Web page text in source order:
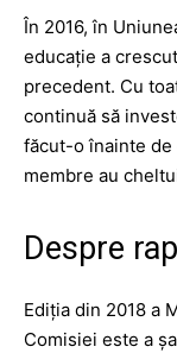
În 2016, în
educaţie a
precedent. Cu
continuă să
făcut-o înainte
membre au
Despre
Ediţia din 2018 a
Comisiei este a